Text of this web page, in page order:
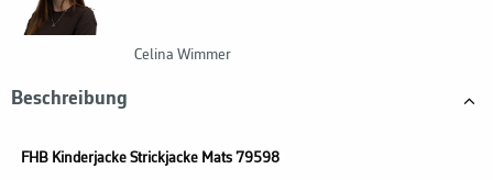
Celina Wimmer
Beschreibung
FHB Kinderjacke Strickjacke Mats 79598